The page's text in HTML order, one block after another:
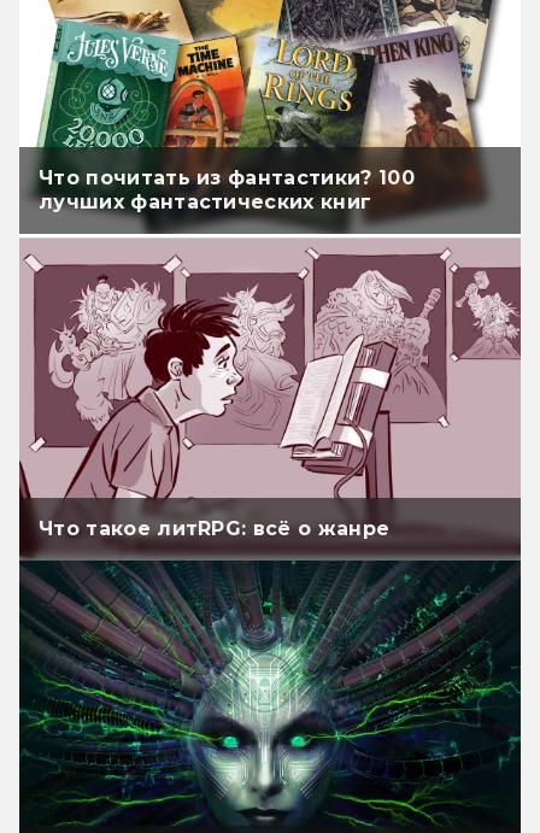
Что почитать из фантастики? 100
лучших фантастических книг
Что такое литRPG: всё о жанре